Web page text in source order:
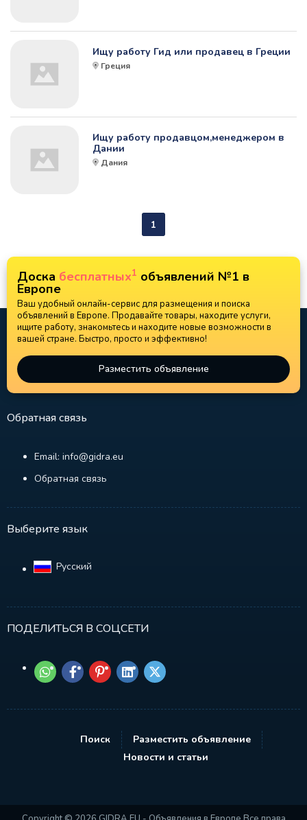
Ищу работу Гид или продавец в Греции
Греция
Ищу работу продавцом,менеджером в
Дании
Дания
1
Доска бесплатных1 объявлений №1 в
Европе
Ваш удобный онлайн-сервис для размещения и поиска
объявлений в Европе. Продавайте товары, находите услуги,
ищите работу, знакомьтесь и находите новые возможности в
вашей стране. Быстро, просто и эффективно!
Разместить объявление
Обратная связь
Email: info@gidra.eu
Обратная связь
Выберите язык
Русский‎
ПОДЕЛИТЬСЯ В СОЦСЕТИ
Поиск
Разместить объявление
Новости и статьи